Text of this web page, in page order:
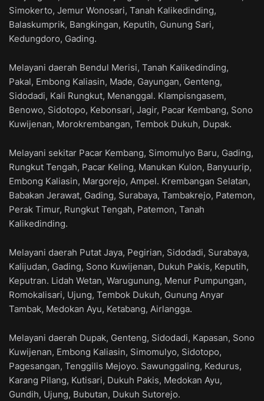
Simokerto, Jemur Wonosari, Tanah Kalikedinding,
Balaskumprik, Bangkingan, Keputih, Gunung Sari,
Kedungdoro, Gading.
Melayani daerah Bendul Merisi, Tanah Kalikedinding,
Pakal, Embong Kaliasin, Made, Gayungan, Genteng,
Sidodadi, Kali Rungkut, Menanggal. Klampisngasem,
Benowo, Sidotopo, Kebonsari, Jagir, Pacar Kembang, Sono
Kuwijenan, Morokrembangan, Tembok Dukuh, Dupak.
Melayani sekitar Pacar Kembang, Simomulyo Baru, Gading,
Rungkut Tengah, Pacar Keling, Manukan Kulon, Banyuurip,
Embong Kaliasin, Margorejo, Ampel. Krembangan Selatan,
Babakan Jerawat, Gading, Surabaya, Tambakrejo, Patemon,
Perak Timur, Rungkut Tengah, Patemon, Tanah
Kalikedinding.
Melayani daerah Putat Jaya, Pegirian, Sidodadi, Surabaya,
Kalijudan, Gading, Sono Kuwijenan, Dukuh Pakis, Keputih,
Keputran. Lidah Wetan, Warugunung, Menur Pumpungan,
Romokalisari, Ujung, Tembok Dukuh, Gunung Anyar
Tambak, Medokan Ayu, Ketabang, Airlangga.
Melayani daerah Dupak, Genteng, Sidodadi, Kapasan, Sono
Kuwijenan, Embong Kaliasin, Simomulyo, Sidotopo,
Pagesangan, Tenggilis Mejoyo. Sawunggaling, Kedurus,
Karang Pilang, Kutisari, Dukuh Pakis, Medokan Ayu,
Gundih, Ujung, Bubutan, Dukuh Sutorejo.